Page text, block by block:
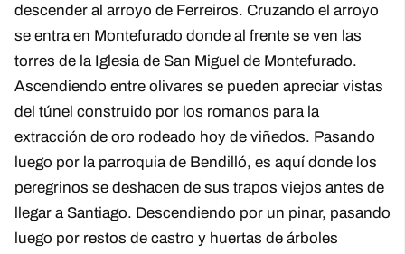
descender al arroyo de Ferreiros. Cruzando el arroyo
se entra en Montefurado donde al frente se ven las
torres de la Iglesia de San Miguel de Montefurado.
Ascendiendo entre olivares se pueden apreciar vistas
del túnel construido por los romanos para la
extracción de oro rodeado hoy de viñedos. Pasando
luego por la parroquia de Bendilló, es aquí donde los
peregrinos se deshacen de sus trapos viejos antes de
llegar a Santiago. Descendiendo por un pinar, pasando
luego por restos de castro y huertas de árboles